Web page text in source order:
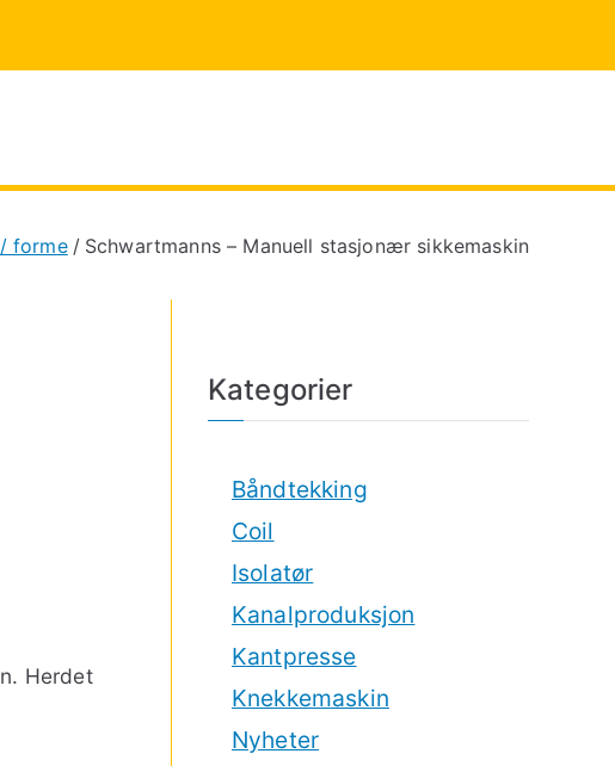
forme Schwartmanns – Manuell stasjonær sikkemaskin
Herdet
Kategorier
Båndtekking
Coil
Isolatør
Kanalproduksjon
Kantpresse
Knekkemaskin
Nyheter